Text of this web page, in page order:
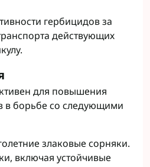
гербицидов за
действующих
для повышения
в борьбе со следующими
злаковые сорняки.
включая устойчивые